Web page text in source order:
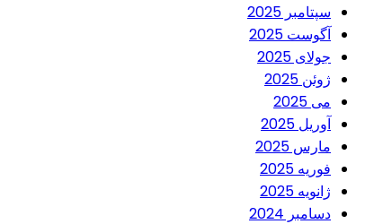
سپتامبر 2025
آگوست 2025
جولای 2025
ژوئن 2025
می 2025
آوریل 2025
مارس 2025
فوریه 2025
ژانویه 2025
دسامبر 2024